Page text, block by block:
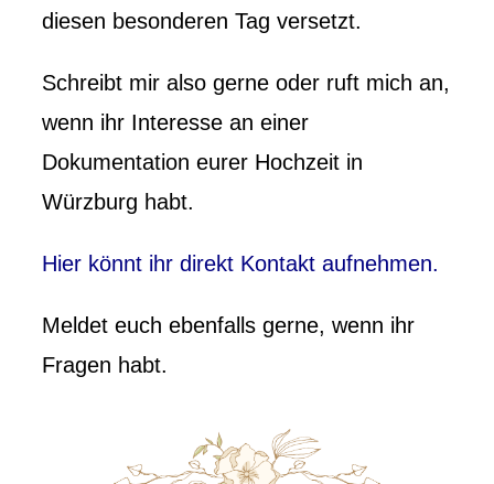
diesen besonderen Tag versetzt.
Schreibt mir also gerne oder ruft mich an,
wenn ihr Interesse an einer
Dokumentation eurer Hochzeit in
Würzburg habt.
Hier könnt ihr direkt Kontakt aufnehmen.
Meldet euch ebenfalls gerne, wenn ihr
Fragen habt.